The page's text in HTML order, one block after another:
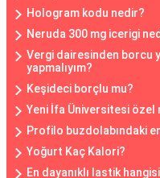
Hologram kodu nedir?
Neruda 300 mg icerigi
Vergi dairesinden borcu
yapmalıyım?
Keşideci borçlu mu?
Yeni İfa Üniversitesi özel
Profilo buzdolabındaki
Yoğurt Kaç Kalori?
En dayanıklı lastik